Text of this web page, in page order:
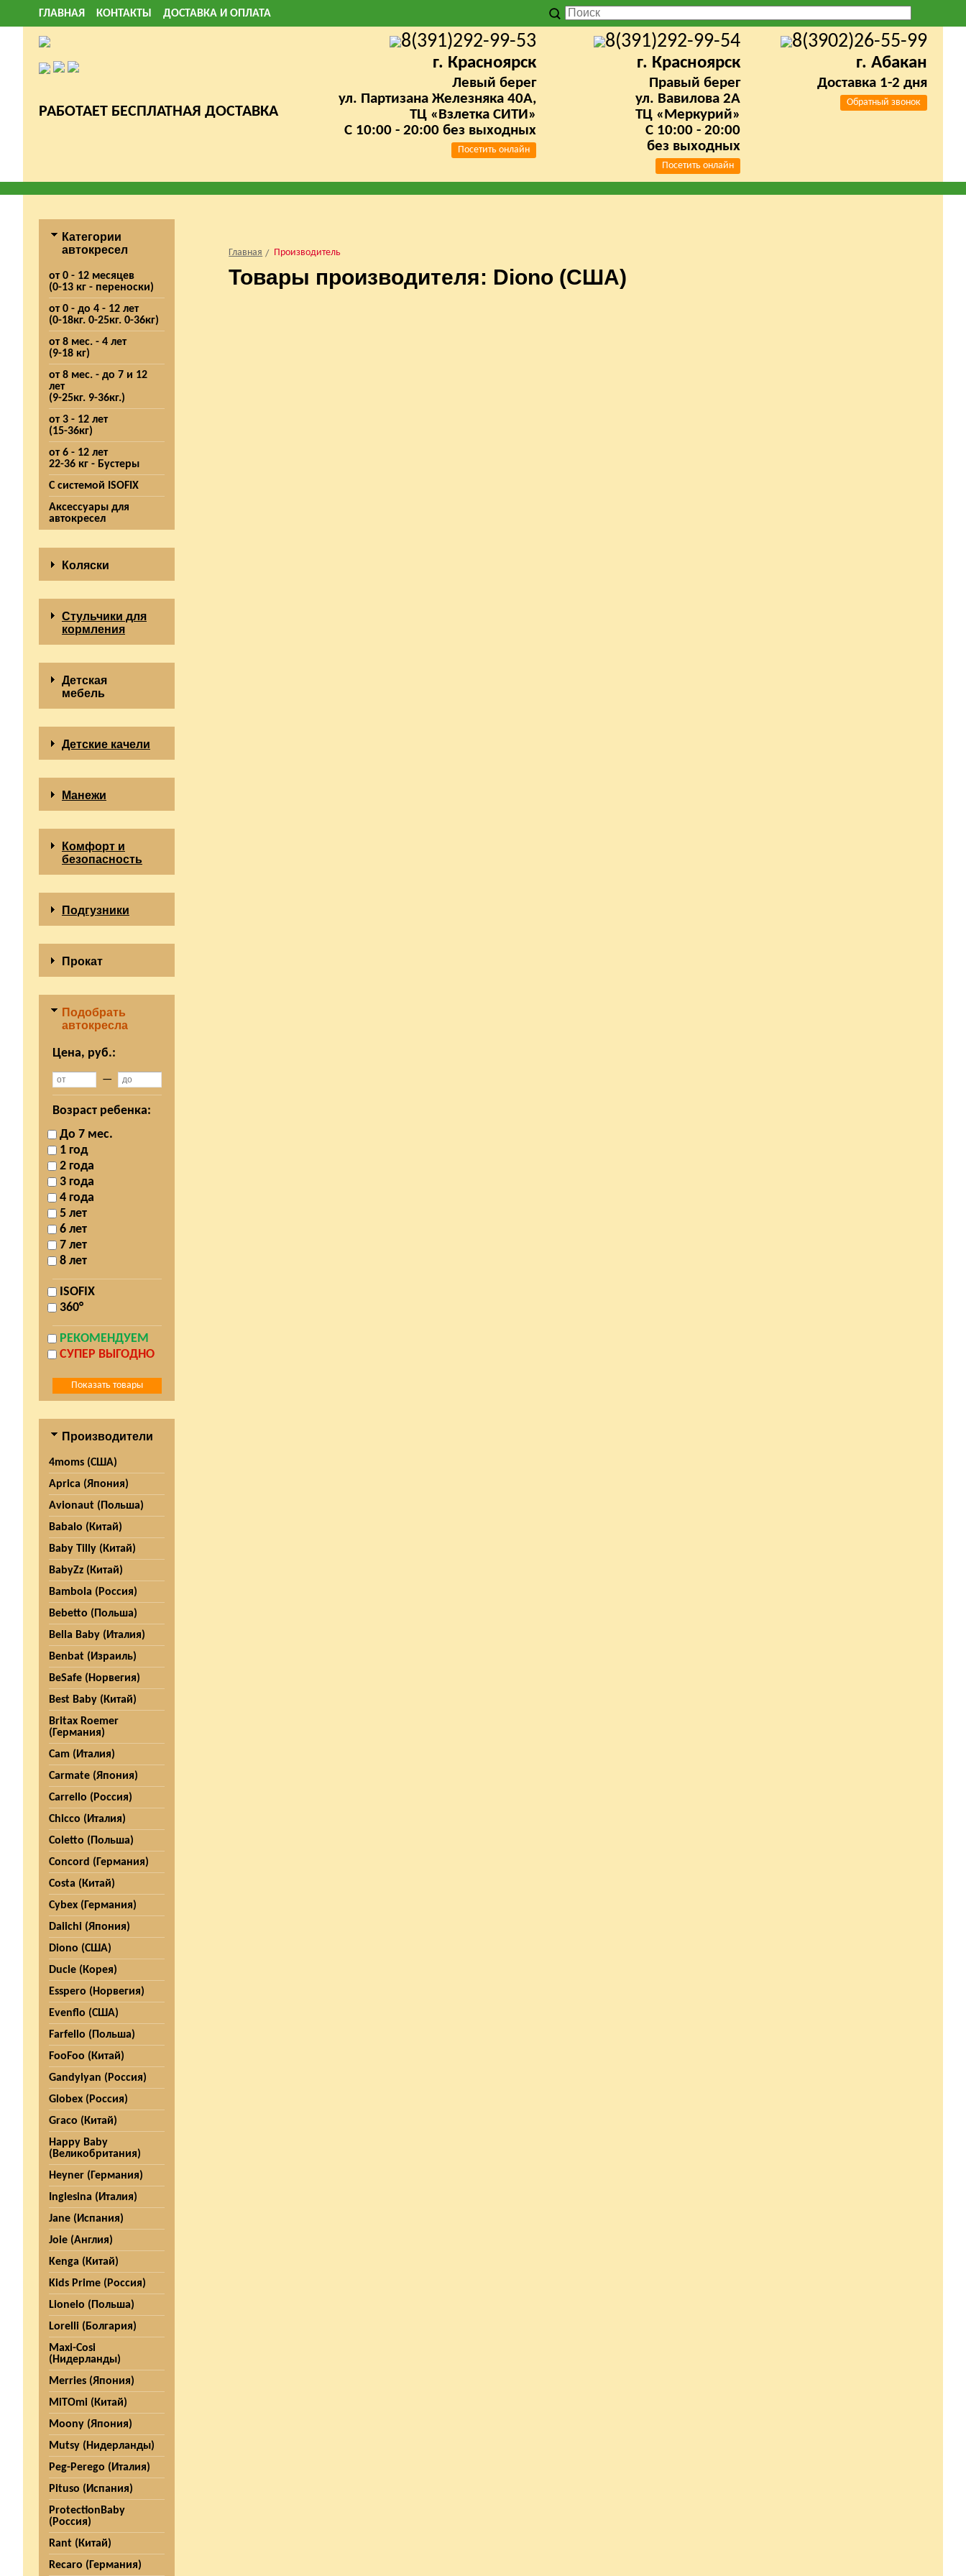
ГЛАВНАЯ КОНТАКТЫ ДОСТАВКА И ОПЛАТА
РАБОТАЕТ БЕСПЛАТНАЯ ДОСТАВКА
8(3902)26-55-99
г. Абакан
Доставка 1-2 дня
Обратный звонок
8(391)292-99-54
г. Красноярск
Правый берег
ул. Вавилова 2А
ТЦ «Меркурий»
C 10:00 - 20:00
без выходных
Посетить онлайн
8(391)292-99-53
г. Красноярск
Левый берег
ул. Партизана Железняка 40А,
ТЦ «Взлетка СИТИ»
C 10:00 - 20:00 без выходных
Посетить онлайн
Категории
автокресел
от 0 - 12 месяцев
(0-13 кг - переноски)
от 0 - до 4 - 12 лет
(0-18кг. 0-25кг. 0-36кг)
от 8 мес. - 4 лет
(9-18 кг)
от 8 мес. - до 7 и 12
лет
(9-25кг. 9-36кг.)
от 3 - 12 лет
(15-36кг)
от 6 - 12 лет
22-36 кг - Бустеры
С системой ISOFIX
Аксессуары для
автокресел
Коляски
Стульчики для
кормления
Детская
мебель
Детские качели
Манежи
Комфорт и
безопасность
Подгузники
Прокат
Подобрать
автокресла
Цена, руб.:
—
Возраст ребенка:
До 7 мес.
1 год
2 года
3 года
4 года
5 лет
6 лет
7 лет
8 лет
ISOFIX
360°
РЕКОМЕНДУЕМ
СУПЕР ВЫГОДНО
Производители
4moms (США)
Aprica (Япония)
Avionaut (Польша)
Babalo (Китай)
Baby Tilly (Китай)
BabyZz (Китай)
Bambola (Россия)
Bebetto (Польша)
Bella Baby (Италия)
Benbat (Израиль)
BeSafe (Норвегия)
Best Baby (Китай)
Britax Roemer
(Германия)
Cam (Италия)
Carmate (Япония)
Carrello (Россия)
Chicco (Италия)
Coletto (Польша)
Concord (Германия)
Costa (Китай)
Cybex (Германия)
Daiichi (Япония)
Diono (США)
Ducle (Корея)
Esspero (Норвегия)
Evenflo (США)
Farfello (Польша)
FooFoo (Китай)
Gandylyan (Россия)
Globex (Россия)
Graco (Китай)
Happy Baby
(Великобритания)
Heyner (Германия)
Inglesina (Италия)
Jane (Испания)
Joie (Англия)
Kenga (Китай)
Kids Prime (Россия)
Lionelo (Польша)
Lorelli (Болгария)
Maxi-Cosi
(Нидерланды)
Merries (Япония)
MiTOmi (Китай)
Moony (Япония)
Mutsy (Нидерланды)
Peg-Perego (Италия)
Pituso (Испания)
ProtectionBaby
(Россия)
Rant (Китай)
Recaro (Германия)
Главная Производитель
Товары производителя: Diono (США)